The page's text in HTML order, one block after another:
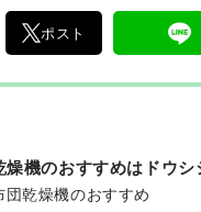
ポスト
燥機のおすすめはドウシ
団乾燥機のおすすめ